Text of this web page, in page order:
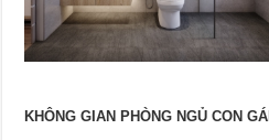
KHÔNG GIAN PHÒNG NGỦ CON GÁI